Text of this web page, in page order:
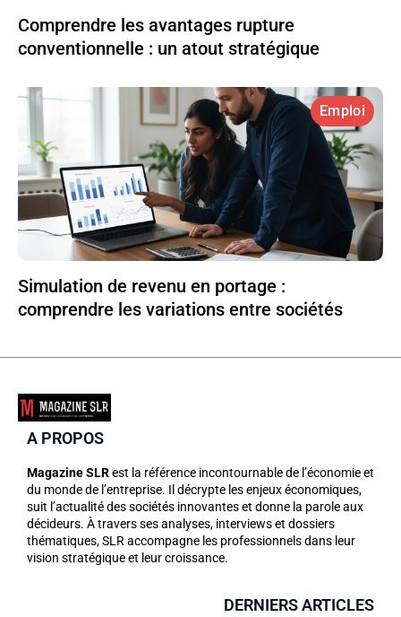
Comprendre les avantages rupture
conventionnelle : un atout stratégique
Emploi
Simulation de revenu en portage :
comprendre les variations entre sociétés
A PROPOS
Magazine SLRest la référence incontournable de l’économie et
du monde de l’entreprise. Il décrypte les enjeux économiques,
suit l’actualité des sociétés innovantes et donne la parole aux
décideurs. À travers ses analyses, interviews et dossiers
thématiques, SLR accompagne les professionnels dans leur
vision stratégique et leur croissance.
DERNIERS ARTICLES